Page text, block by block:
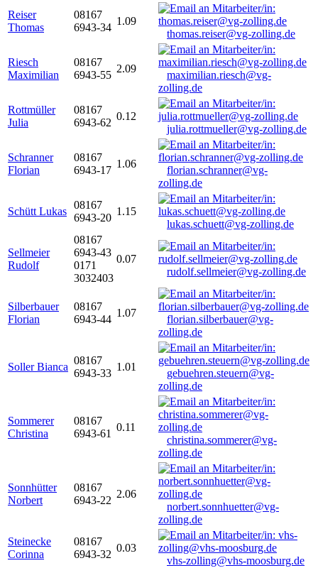
Reiser
Thomas
08167
6943-34
1.09
thomas.reiser@vg-zolling.de
Riesch
Maximilian
08167
6943-55
2.09
maximilian.riesch@vg-
zolling.de
Rottmüller
Julia
08167
6943-62
0.12
julia.rottmueller@vg-zolling.de
Schranner
Florian
08167
6943-17
1.06
florian.schranner@vg-
zolling.de
Schütt Lukas
08167
6943-20
1.15
lukas.schuett@vg-zolling.de
Sellmeier
Rudolf
08167
6943-43
0171
3032403
0.07
rudolf.sellmeier@vg-zolling.de
Silberbauer
Florian
08167
6943-44
1.07
florian.silberbauer@vg-
zolling.de
Soller Bianca
08167
6943-33
1.01
gebuehren.steuern@vg-
zolling.de
Sommerer
Christina
08167
6943-61
0.11
christina.sommerer@vg-
zolling.de
Sonnhütter
Norbert
08167
6943-22
2.06
norbert.sonnhuetter@vg-
zolling.de
Steinecke
Corinna
08167
6943-32
0.03
vhs-zolling@vhs-moosburg.de